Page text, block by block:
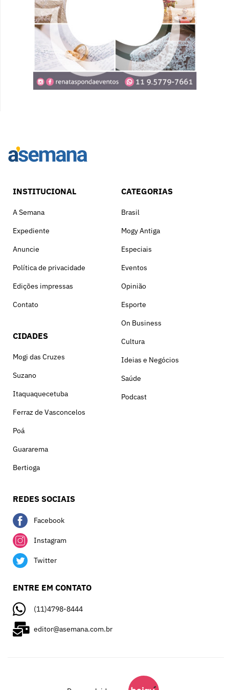
INSTITUCIONAL
A Semana
Expediente
Anuncie
Política de privacidade
Edições impressas
Contato
CIDADES
Mogi das Cruzes
Suzano
Itaquaquecetuba
Ferraz de Vasconcelos
Poá
Guararema
Bertioga
CATEGORIAS
Brasil
Mogy Antiga
Especiais
Eventos
Opinião
Esporte
On Business
Cultura
Ideias e Negócios
Saúde
Podcast
REDES SOCIAIS
Facebook
Instagram
Twitter
ENTRE EM CONTATO
(11)4798-8444
editor@asemana.com.br